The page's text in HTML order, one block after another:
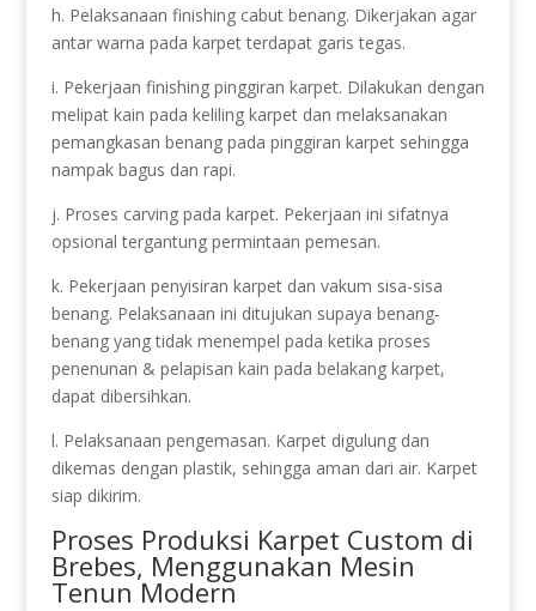
h. Pelaksanaan finishing cabut benang. Dikerjakan agar
antar warna pada karpet terdapat garis tegas.
i. Pekerjaan finishing pinggiran karpet. Dilakukan dengan
melipat kain pada keliling karpet dan melaksanakan
pemangkasan benang pada pinggiran karpet sehingga
nampak bagus dan rapi.
j. Proses carving pada karpet. Pekerjaan ini sifatnya
opsional tergantung permintaan pemesan.
k. Pekerjaan penyisiran karpet dan vakum sisa-sisa
benang. Pelaksanaan ini ditujukan supaya benang-
benang yang tidak menempel pada ketika proses
penenunan & pelapisan kain pada belakang karpet,
dapat dibersihkan.
l. Pelaksanaan pengemasan. Karpet digulung dan
dikemas dengan plastik, sehingga aman dari air. Karpet
siap dikirim.
Proses Produksi Karpet Custom di
Brebes, Menggunakan Mesin
Tenun Modern